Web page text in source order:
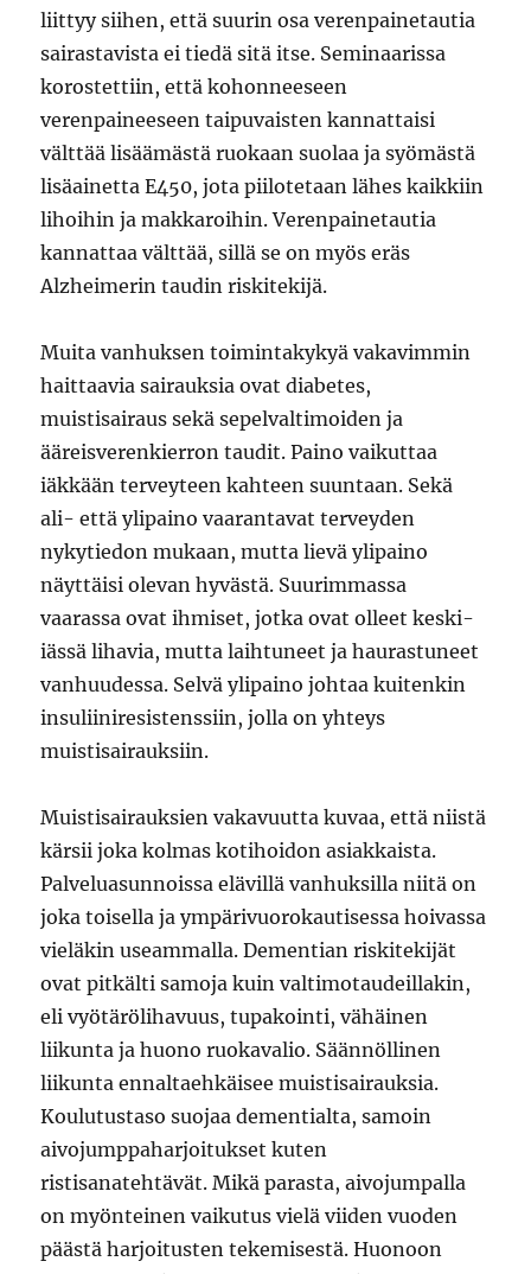
liittyy siihen, että suurin osa verenpainetautia
sairastavista ei tiedä sitä itse. Seminaarissa
korostettiin, että kohonneeseen
verenpaineeseen taipuvaisten kannattaisi
välttää lisäämästä ruokaan suolaa ja syömästä
lisäainetta E450, jota piilotetaan lähes kaikkiin
lihoihin ja makkaroihin. Verenpainetautia
kannattaa välttää, sillä se on myös eräs
Alzheimerin taudin riskitekijä.
Muita vanhuksen toimintakykyä vakavimmin
haittaavia sairauksia ovat diabetes,
muistisairaus sekä sepelvaltimoiden ja
ääreisverenkierron taudit. Paino vaikuttaa
iäkkään terveyteen kahteen suuntaan. Sekä
ali- että ylipaino vaarantavat terveyden
nykytiedon mukaan, mutta lievä ylipaino
näyttäisi olevan hyvästä. Suurimmassa
vaarassa ovat ihmiset, jotka ovat olleet keski-
iässä lihavia, mutta laihtuneet ja haurastuneet
vanhuudessa. Selvä ylipaino johtaa kuitenkin
insuliiniresistenssiin, jolla on yhteys
muistisairauksiin.
Muistisairauksien vakavuutta kuvaa, että niistä
kärsii joka kolmas kotihoidon asiakkaista.
Palveluasunnoissa elävillä vanhuksilla niitä on
joka toisella ja ympärivuorokautisessa hoivassa
vieläkin useammalla. Dementian riskitekijät
ovat pitkälti samoja kuin valtimotaudeillakin,
eli vyötärölihavuus, tupakointi, vähäinen
liikunta ja huono ruokavalio. Säännöllinen
liikunta ennaltaehkäisee muistisairauksia.
Koulutustaso suojaa dementialta, samoin
aivojumppaharjoitukset kuten
ristisanatehtävät. Mikä parasta, aivojumpalla
on myönteinen vaikutus vielä viiden vuoden
päästä harjoitusten tekemisestä. Huonoon